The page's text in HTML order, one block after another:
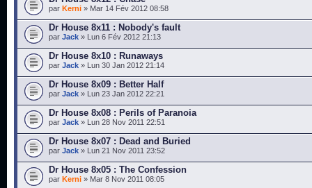
par Kerni » Mar 14 Fév 2012 08:58
Dr House 8x11 : Nobody's fault
par Jack » Lun 6 Fév 2012 21:13
Dr House 8x10 : Runaways
par Jack » Lun 30 Jan 2012 21:14
Dr House 8x09 : Better Half
par Jack » Lun 23 Jan 2012 22:21
Dr House 8x08 : Perils of Paranoia
par Jack » Lun 28 Nov 2011 22:51
Dr House 8x07 : Dead and Buried
par Jack » Lun 21 Nov 2011 23:52
Dr House 8x05 : The Confession
par Kerni » Mar 8 Nov 2011 08:05